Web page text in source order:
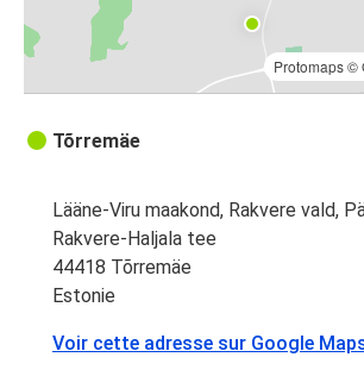
Protomaps©
Tõrremäe
Lääne-Viru maakond, Rakvere vald,
Rakvere-Haljala tee
44418 Tõrremäe
Estonie
Voir cette adresse sur Google